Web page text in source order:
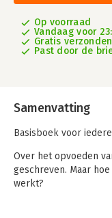
Op voorraad
Vandaag voor
Gratis verzonden
Past door de
Samenvatting
Basisboek voor
Over het opvoeden
geschreven. Maar
werkt?